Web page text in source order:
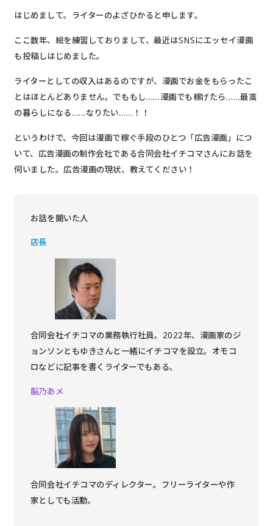
はじめまして。ライターのよざひかると申します。
ここ数年、絵を練習しておりまして、最近はSNSにエッセイ漫画
も投稿しはじめました。
ライターとしての収入はあるのですが、漫画でお金をもらったこ
とはほとんどありません。でももし……漫画でも稼げたら……最高
の暮らしになる……なりたい……！！
というわけで、今回は漫画で稼ぐ手段のひとつ「広告漫画」につ
いて、広告漫画の制作会社である合同会社イチコマさんにお話を
伺いました。広告漫画の現状、教えてください！
お話を聞いた人
店長
合同会社イチコマの業務執行社員。2022年、漫画家のジ
ョンソンともゆきさんと一緒にイチコマを設立。オモコ
ロなどに記事を書くライターでもある。
脳乃あメ
合同会社イチコマのディレクター。フリーライターや作
家としても活動。